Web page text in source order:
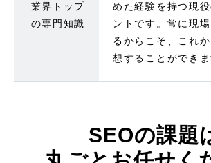
業界トップ
の専門知識
めた経験を持つ現
ントです。常に現
るからこそ、これ
想することができま
SEOの課題